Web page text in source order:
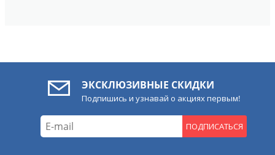
ЭКСКЛЮЗИВНЫЕ СКИДКИ
Подпишись и узнавай о акциях первым!
ПОДПИСАТЬСЯ